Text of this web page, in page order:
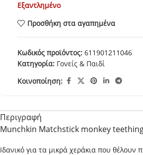
Εξαντλημένο
Προσθήκη στα αγαπημένα
Κωδικός προϊόντος: 611901211046
Κατηγορία: Γονείς & Παιδί
Κοινοποίηση:
Περιγραφή
Munchkin Matchstick monkey
Ιδανικό για τα μικρά χεράκια που θέλουν